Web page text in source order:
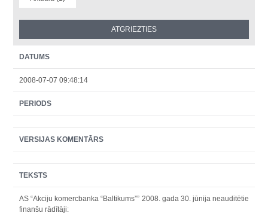
DATUMS
2008-07-07 09:48:14
PERIODS
VERSIJAS KOMENTĀRS
TEKSTS
AS “Akciju komercbanka “Baltikums”” 2008. gada 30. jūnija neauditētie
finanšu rādītāji: